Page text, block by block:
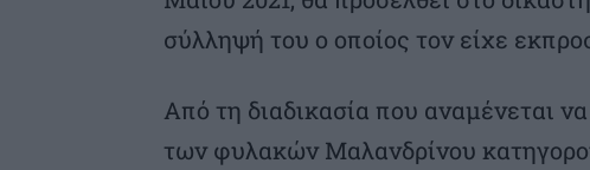
σύλληψή του ο οποίος τον είχε
Από τη διαδικασία που αναμένεται
των φυλακών Μαλανδρίνου